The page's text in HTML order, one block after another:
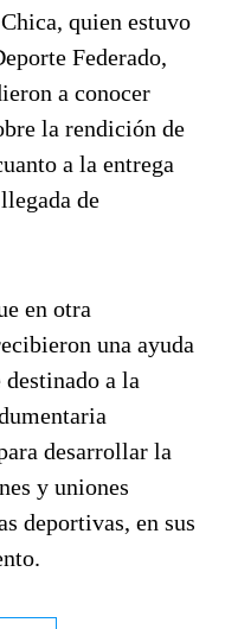
quien estuvo
Federado,
a conocer
la rendición de
a la entrega
de
en otra
una ayuda
a la
desarrollar la
y uniones
deportivas, en sus